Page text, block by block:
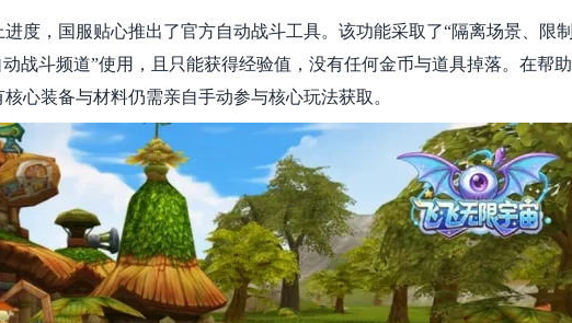
度，国服贴心推出了官方自动战斗工具。该功能采取了“隔离场景、限制
战斗频道”使用，且只能获得经验值，没有任何金币与道具掉落。在帮助
心装备与材料仍需亲自手动参与核心玩法获取。